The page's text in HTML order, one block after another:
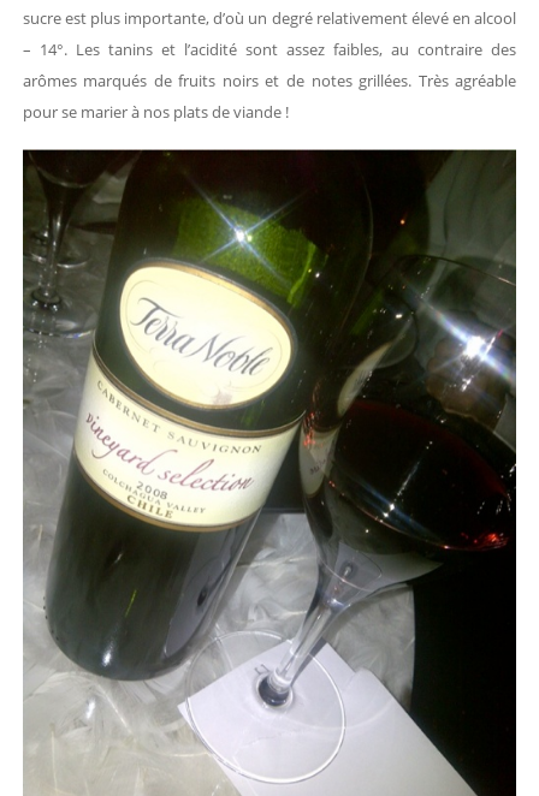
sucre est plus importante, d’où un degré relativement élevé en alcool
– 14°. Les tanins et l’acidité sont assez faibles, au contraire des
arômes marqués de fruits noirs et de notes grillées. Très agréable
pour se marier à nos plats de viande !